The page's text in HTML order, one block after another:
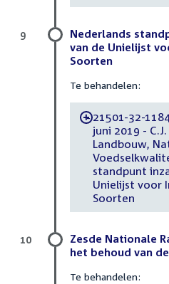
Nederlands
van de Unielijst
Soorten
Te behandelen:
-21501-32-
juni 2019 -
Landbouw,
standpunt
Unielijst voor
Soorten
9
Zesde Nationale
het behoud van
Te behandelen:
10